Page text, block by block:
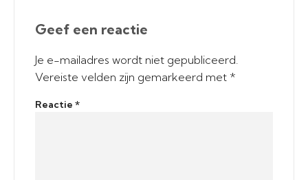
Geef een reactie
Je e-mailadres wordt niet gepubliceerd.
Vereiste velden zijn gemarkeerd met *
Reactie *